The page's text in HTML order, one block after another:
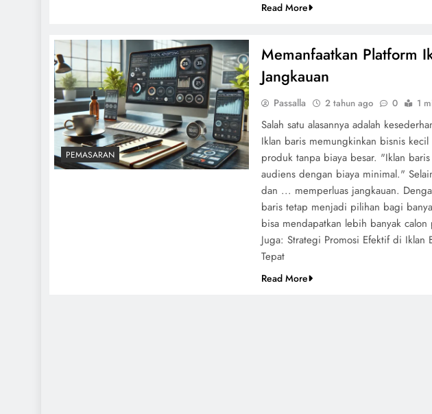
Read More
PEMASARAN
Memanfaatkan Platform
Jangkauan
Passalla 2 tahun ago 0 1
Salah satu alasannya adalah
Iklan baris memungkinkan bisnis
produk tanpa biaya besar. "Iklan
audiens dengan biaya minimal."
dan ... memperluas jangkauan.
baris tetap menjadi pilihan bagi
bisa mendapatkan lebih banyak
Juga: Strategi Promosi Efektif di Iklan
Tepat
Read More